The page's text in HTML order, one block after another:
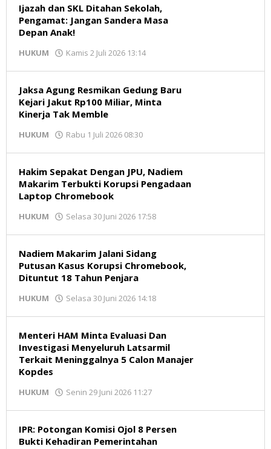
Ijazah dan SKL Ditahan Sekolah,
Pengamat: Jangan Sandera Masa
Depan Anak!
HUKUM Kamis 2 Juli 2026 13:14
Jaksa Agung Resmikan Gedung Baru
Kejari Jakut Rp100 Miliar, Minta
Kinerja Tak Memble
HUKUM Rabu 1 Juli 2026 08:30
Hakim Sepakat Dengan JPU, Nadiem
Makarim Terbukti Korupsi Pengadaan
Laptop Chromebook
HUKUM Selasa 30 Juni 2026 17:58
Nadiem Makarim Jalani Sidang
Putusan Kasus Korupsi Chromebook,
Dituntut 18 Tahun Penjara
HUKUM Selasa 30 Juni 2026 14:18
Menteri HAM Minta Evaluasi Dan
Investigasi Menyeluruh Latsarmil
Terkait Meninggalnya 5 Calon Manajer
Kopdes
HUKUM Senin 29 Juni 2026 11:27
IPR: Potongan Komisi Ojol 8 Persen
Bukti Kehadiran Pemerintahan